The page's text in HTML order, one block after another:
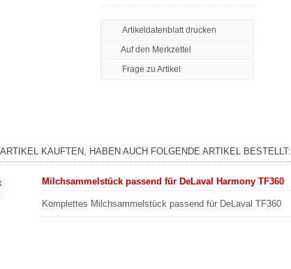
Artikeldatenblatt drucken
Frage zu Artikel
KAUFTEN, HABEN AUCH FOLGENDE ARTIKEL BESTELLT:
Milchsammelstück passend für DeLaval Harmony TF360
Komplettes Milchsammelstück passend für DeLaval TF360